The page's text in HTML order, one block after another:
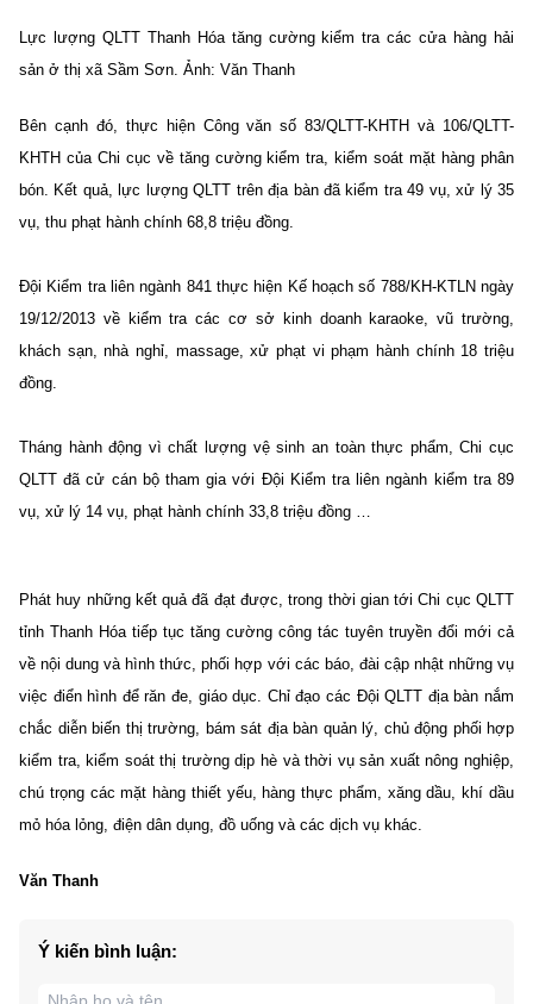
Lực lượng QLTT Thanh Hóa tăng cường kiểm tra các cửa hàng hải
sản ở thị xã Sầm Sơn. Ảnh: Văn Thanh
Bên cạnh đó, thực hiện Công văn số 83/QLTT-KHTH và 106/QLTT-
KHTH của Chi cục về tăng cường kiểm tra, kiểm soát mặt hàng phân
bón. Kết quả, lực lượng QLTT trên địa bàn đã kiểm tra 49 vụ, xử lý 35
vụ, thu phạt hành chính 68,8 triệu đồng.
Đội Kiểm tra liên ngành 841 thực hiện Kế hoạch số 788/KH-KTLN ngày
19/12/2013 về kiểm tra các cơ sở kinh doanh karaoke, vũ trường,
khách sạn, nhà nghỉ, massage, xử phạt vi phạm hành chính 18 triệu
đồng.
Tháng hành động vì chất lượng vệ sinh an toàn thực phẩm, Chi cục
QLTT đã cử cán bộ tham gia với Đội Kiểm tra liên ngành kiểm tra 89
vụ, xử lý 14 vụ, phạt hành chính 33,8 triệu đồng …
Phát huy những kết quả đã đạt được, trong thời gian tới Chi cục QLTT
tỉnh Thanh Hóa tiếp tục tăng cường công tác tuyên truyền đổi mới cả
về nội dung và hình thức, phối hợp với các báo, đài cập nhật những vụ
việc điển hình để răn đe, giáo dục. Chỉ đạo các Đội QLTT địa bàn nắm
chắc diễn biến thị trường, bám sát địa bàn quản lý, chủ động phối hợp
kiểm tra, kiểm soát thị trường dịp hè và thời vụ sản xuất nông nghiệp,
chú trọng các mặt hàng thiết yếu, hàng thực phẩm, xăng dầu, khí dầu
mỏ hóa lỏng, điện dân dụng, đồ uống và các dịch vụ khác.
Văn Thanh
Ý kiến bình luận: